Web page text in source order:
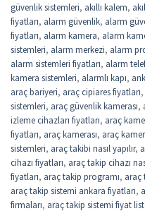
güvenlik sistemleri, akıllı kalem,
fiyatları, alarm güvenlik, alarm
fiyatları, alarm kamera, alarm
sistemleri, alarm merkezi, alarm
alarm sistemleri fiyatları, alarm
kamera sistemleri, alarmlı kapı,
araç bariyeri, araç cipiares fiyatları,
sistemleri, araç güvenlik kamerası,
izleme cihazları fiyatları, araç
fiyatları, araç kamerası, araç
sistemleri, araç takibi nasıl yapılır,
cihazı fiyatları, araç takip cihazı
fiyatları, araç takip programı, araç
araç takip sistemi ankara fiyatları,
firmaları, araç takip sistemi fiyat